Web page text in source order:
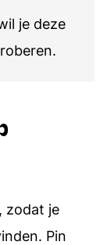
je deze
zodat je
Pin